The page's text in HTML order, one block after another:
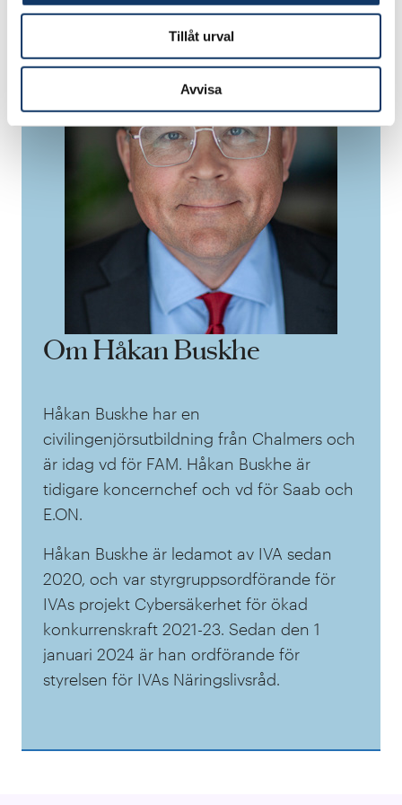
Tillåt urval
Avvisa
Om Håkan Buskhe
Håkan Buskhe har en
civilingenjörsutbildning från Chalmers och
är idag vd för FAM. Håkan Buskhe är
tidigare koncernchef och vd för Saab och
E.ON.
Håkan Buskhe är ledamot av IVA sedan
2020, och var styrgruppsordförande för
IVAs projekt Cybersäkerhet för ökad
konkurrenskraft 2021-23. Sedan den 1
januari 2024 är han ordförande för
styrelsen för IVAs Näringslivsråd.